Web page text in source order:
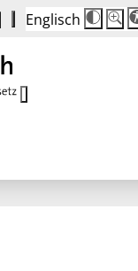
Englisch
Die
100